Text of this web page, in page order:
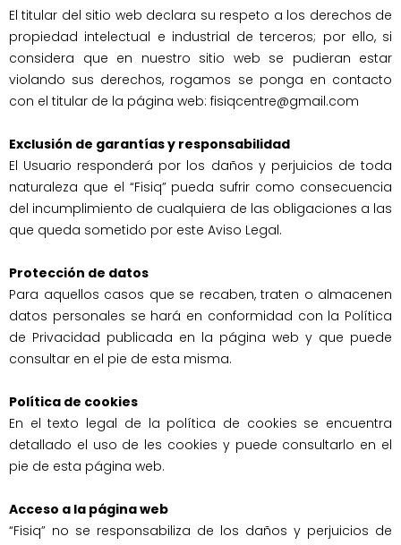
El titular del sitio web declara su respeto a los derechos de
propiedad intelectual e industrial de terceros; por ello, si
considera que en nuestro sitio web se pudieran estar
violando sus derechos, rogamos se ponga en contacto
con el titular de la página web: fisiqcentre@gmail.com
Exclusión de garantías y responsabilidad
El Usuario responderá por los daños y perjuicios de toda
naturaleza que el “Fisiq” pueda sufrir como consecuencia
del incumplimiento de cualquiera de las obligaciones a las
que queda sometido por este Aviso Legal.
Protección de datos
Para aquellos casos que se recaben, traten o almacenen
datos personales se hará en conformidad con la Política
de Privacidad publicada en la página web y que puede
consultar en el pie de esta misma.
Política de cookies
En el texto legal de la política de cookies se encuentra
detallado el uso de les cookies y puede consultarlo en el
pie de esta página web.
Acceso a la página web
“Fisiq” no se responsabiliza de los daños y perjuicios de